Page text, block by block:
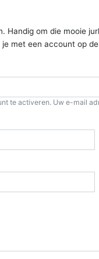
om die mooie
met een account op
te activeren. Uw e-mail